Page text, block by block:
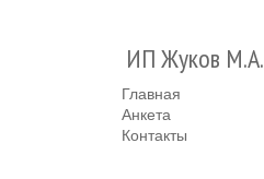
ИП Жуков М.А.
Главная
Анкета
Контакты